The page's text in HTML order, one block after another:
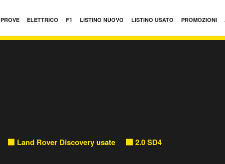
PROVE ELETTRICO F1 LISTINO NUOVO LISTINO USATO PROMOZIONI
Land Rover Discovery usate 2.0 SD4 240 CV HSE usate